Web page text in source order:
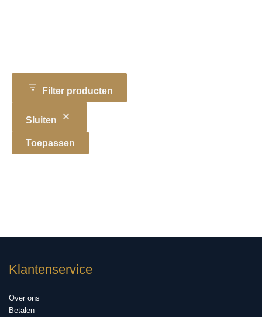
Filter producten
Sluiten
Toepassen
Klantenservice
Over ons
Betalen